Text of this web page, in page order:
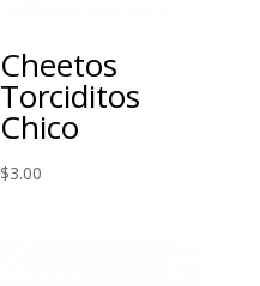
Cheetos
Torciditos
Chico
$3.00